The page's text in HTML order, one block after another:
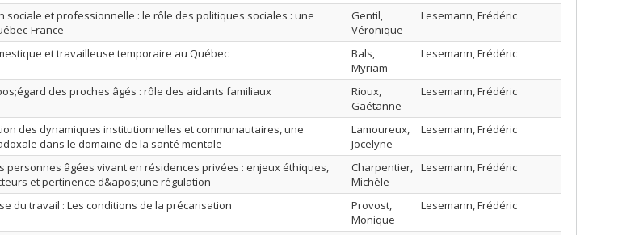
sociale et professionnelle : le rôle des politiques sociales : une
France
Gentil,
Véronique
Lesemann, Frédéric
et travailleuse temporaire au Québec
Bals,
Myriam
Lesemann, Frédéric
des proches âgés : rôle des aidants familiaux
Rioux,
Gaétanne
Lesemann, Frédéric
des dynamiques institutionnelles et communautaires, une
dans le domaine de la santé mentale
Lamoureux,
Jocelyne
Lesemann, Frédéric
personnes âgées vivant en résidences privées : enjeux éthiques,
et pertinence d&apos;une régulation
Charpentier,
Michèle
Lesemann, Frédéric
du travail : Les conditions de la précarisation
Provost,
Monique
Lesemann, Frédéric